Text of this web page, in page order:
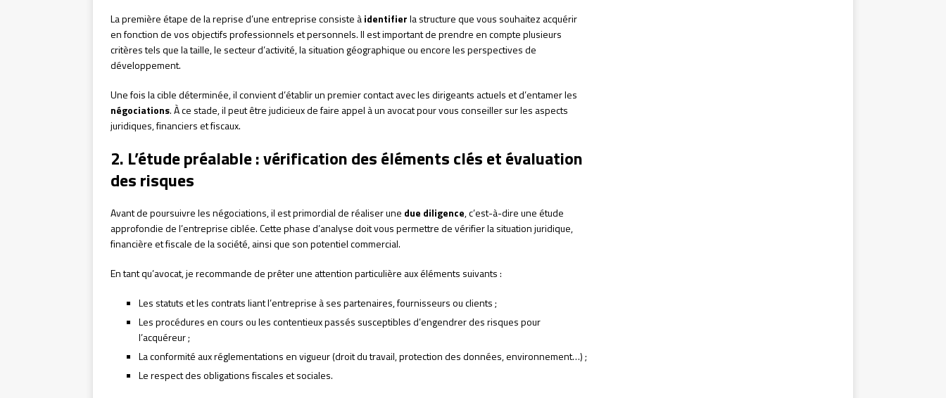
La première étape de la reprise d’une entreprise consiste àidentifierla structure que vous souhaitez acquérir
en fonction de vos objectifs professionnels et personnels. Il est important de prendre en compte plusieurs
critères tels que la taille, le secteur d’activité, la situation géographique ou encore les perspectives de
développement.
Une fois la cible déterminée, il convient d’établir un premier contact avec les dirigeants actuels et d’entamer les
négociations. À ce stade, il peut être judicieux de faire appel à un avocat pour vous conseiller sur les aspects
juridiques, financiers et fiscaux.
2. L’étude préalable : vérification des éléments clés et évaluation
des risques
Avant de poursuivre les négociations, il est primordial de réaliser une due diligence, c’est-à-dire une étude
approfondie de l’entreprise ciblée. Cette phase d’analyse doit vous permettre de vérifier la situation juridique,
financière et fiscale de la société, ainsi que son potentiel commercial.
En tant qu’avocat, je recommande de prêter une attention particulière aux éléments suivants :
Les statuts et les contrats liant l’entreprise à ses partenaires, fournisseurs ou clients ;
Les procédures en cours ou les contentieux passés susceptibles d’engendrer des risques pour
l’acquéreur ;
La conformité aux réglementations en vigueur (droit du travail, protection des données, environnement…) ;
Le respect des obligations fiscales et sociales.